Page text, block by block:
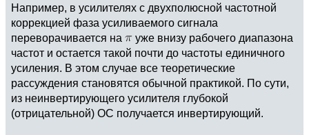
Например, в усилителях с двухполюсной частотной
коррекцией фаза усиливаемого сигнала
переворачивается на
уже внизу рабочего диапазона
частот и остается такой почти до частоты единичного
усиления. В этом случае все теоретические
рассуждения становятся обычной практикой. По сути,
из неинвертирующего усилителя глубокой
(отрицательной) ОС получается инвертирующий.